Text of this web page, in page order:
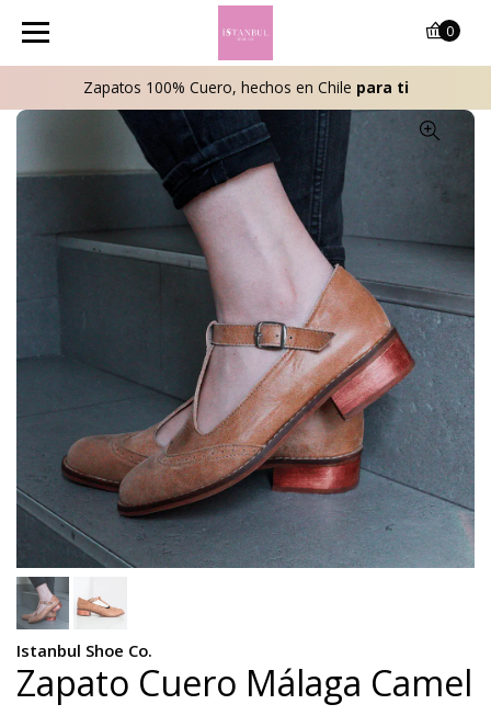
Zapatos 100% Cuero, hechos en Chile para ti
0
Istanbul Shoe Co.
Zapato Cuero Málaga Camel